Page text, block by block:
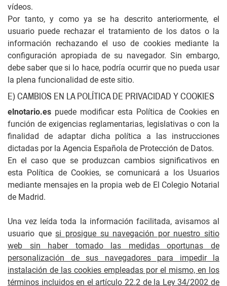
vídeos.
Por tanto, y como ya se ha descrito anteriormente, el
usuario puede rechazar el tratamiento de los datos o la
información rechazando el uso de cookies mediante la
configuración apropiada de su navegador. Sin embargo,
debe saber que si lo hace, podría ocurrir que no pueda usar
la plena funcionalidad de este sitio.
E) CAMBIOS EN LA POLÍTICA DE PRIVACIDAD Y COOKIES
elnotario.es puede modificar esta Política de Cookies en
función de exigencias reglamentarias, legislativas o con la
finalidad de adaptar dicha política a las instrucciones
dictadas por la Agencia Española de Protección de Datos.
En el caso que se produzcan cambios significativos en
esta Política de Cookies, se comunicará a los Usuarios
mediante mensajes en la propia web de El Colegio Notarial
de Madrid.
Una vez leída toda la información facilitada, avisamos al
usuario quesi prosigue su navegación por nuestro sitio
web sin haber tomado las medidas oportunas de
personalización de sus navegadores para impedir la
instalación de las cookies empleadas por el mismo, en los
términos incluidos en el artículo 22.2 de la Ley 34/2002 de